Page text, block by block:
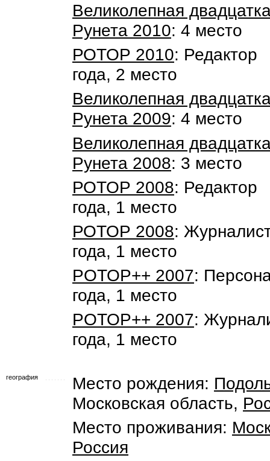
Великолепная
Рунета 2010: 4 место
РОТОР 2010: Редактор
года, 2 место
Великолепная
Рунета 2009: 4 место
Великолепная
Рунета 2008: 3 место
РОТОР 2008: Редактор
года, 1 место
РОТОР 2008:
года, 1 место
POTOP++ 2007:
года, 1 место
POTOP++ 2007:
года, 1 место
география Место рождения:
Московская область,
Место проживания:
Россия